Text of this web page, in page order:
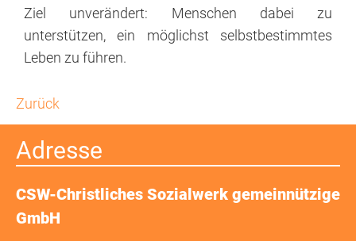
Ziel unverändert: Menschen dabei zu
unterstützen, ein möglichst selbstbestimmtes
Leben zu führen.
Zurück
Adresse
CSW-Christliches Sozialwerk gemeinnützige
GmbH